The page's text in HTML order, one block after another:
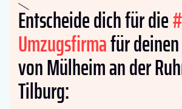
Entscheide dich für die
Umzugsfirmafür
von Mülheim an der
Tilburg: